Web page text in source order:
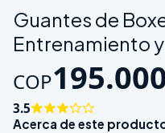
Galeria de Guantes de
Guantes de
Entrenamiento
COP
3.5
Acerca de este